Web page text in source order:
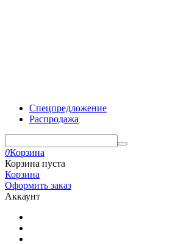
Спецпредложение
Распродажа
0Корзина
Корзина пуста
Корзина
Оформить заказ
Аккаунт